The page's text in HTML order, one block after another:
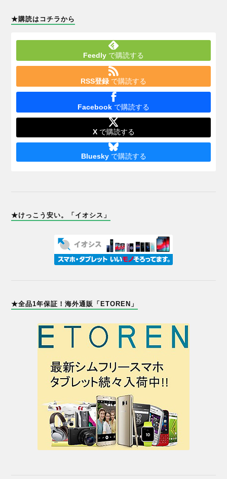
★購読はコチラから
Feedly で購読する
RSS登録 で購読する
Facebook で購読する
Xで購読する
Blueskyで購読する
★けっこう安い。「イオシス」
★全品1年保証！海外通販「ETOREN」